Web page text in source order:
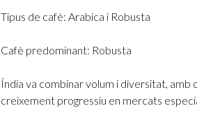
Tipus de cafè: Arabica i Robusta
Cafè predominant: Robusta
Índia va combinar volum i diversitat,
creixement progressiu en mercats